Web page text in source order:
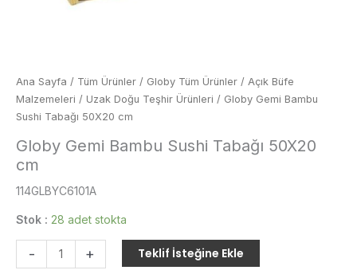
Ana Sayfa / Tüm Ürünler / Globy Tüm Ürünler / Açık Büfe
Malzemeleri / Uzak Doğu Teşhir Ürünleri / Globy Gemi Bambu
Sushi Tabağı 50X20 cm
Globy Gemi Bambu Sushi Tabağı 50X20
cm
114GLBYC6101A
Stok : 28 adet stokta
-
Gemi
+ Teklif İsteğine Ekle